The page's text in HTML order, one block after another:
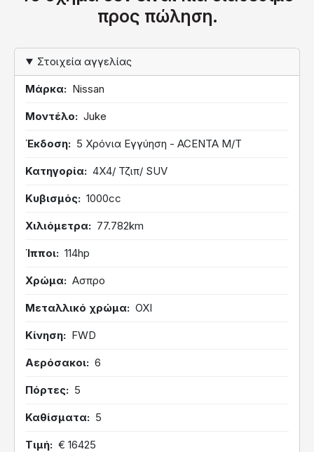
προς πώληση.
Στοιχεία αγγελίας
Μάρκα Nissan
Μοντέλο Juke
Έκδοση 5 Χρόνια Εγγύηση - ACENTA M/T
Κατηγορία 4Χ4/ Τζιπ/ SUV
Κυβισμός 1000cc
Χιλιόμετρα 77.782km
Ίπποι 114hp
Χρώμα Ασπρο
Μεταλλικό χρώμα ΟΧΙ
Κίνηση FWD
Αερόσακοι 6
Πόρτες 5
Καθίσματα 5
Τιμή € 16425